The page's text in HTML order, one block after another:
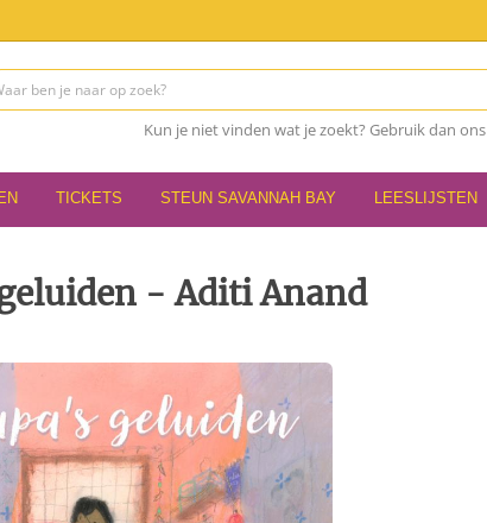
Kun je niet vinden wat je zoekt? Gebruik dan ons
TICKETS STEUN SAVANNAH BAY LEESLIJSTEN
- Aditi Anand